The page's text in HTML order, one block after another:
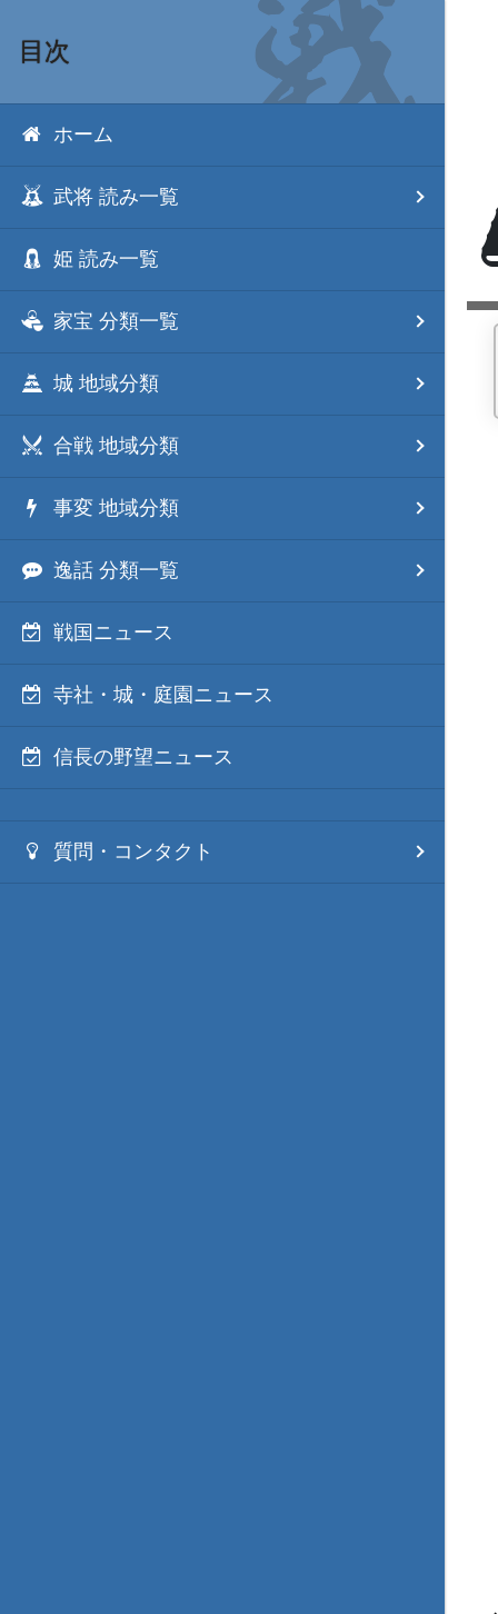
目次
ホーム
武将 読み一覧
姫 読み一覧
家宝 分類一覧
城 地域分類
合戦 地域分類
事変 地域分類
逸話 分類一覧
戦国ニュース
寺社・城・庭園ニュース
信長の野望ニュース
質問・コンタクト